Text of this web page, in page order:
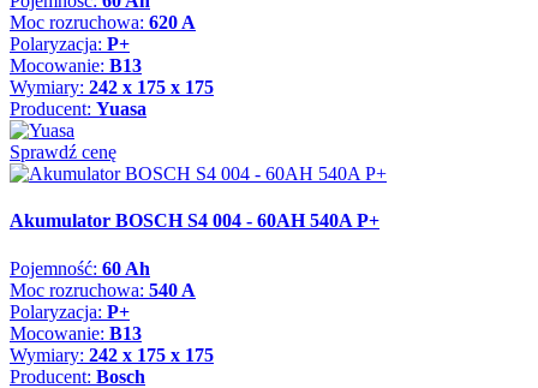
Moc rozruchowa: 620 A
Polaryzacja: P+
Mocowanie: B13
Wymiary: 242 x 175 x 175
Producent: Yuasa
Sprawdź cenę
Akumulator BOSCH S4 004 - 60AH 540A P+
Pojemność: 60 Ah
Moc rozruchowa: 540 A
Polaryzacja: P+
Mocowanie: B13
Wymiary: 242 x 175 x 175
Producent: Bosch